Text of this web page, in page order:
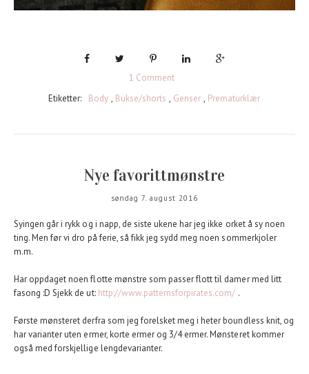
1 Comment
Etiketter:
Body , Bukse/shorts , Genser , Prematurklær
Nye favorittmønstre
søndag 7. august 2016
Syingen går i rykk og i napp, de siste ukene har jeg ikke orket å sy noen
ting. Men før vi dro på ferie, så fikk jeg sydd meg noen sommerkjoler
m.m.
Har oppdaget noen flotte mønstre som passer flott til damer med litt
fasong :D Sjekk de ut: http://www.patternsforpirates.com/ .
Første mønsteret derfra som jeg forelsket meg i heter boundless knit, og
har varianter uten ermer, korte ermer og 3/4 ermer. Mønsteret kommer
også med forskjellige lengdevarianter.